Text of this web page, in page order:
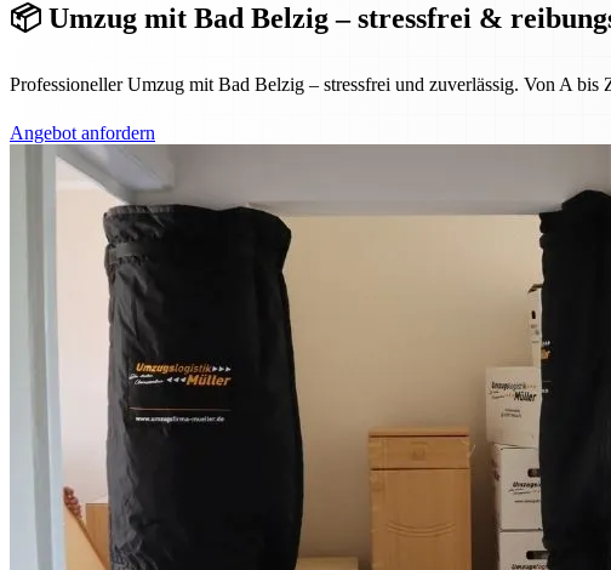
📦 Umzug mit Bad Belzig – stressfrei &
Professioneller Umzug mit Bad Belzig – stressfrei und zuverlässig. Von A
Angebot anfordern